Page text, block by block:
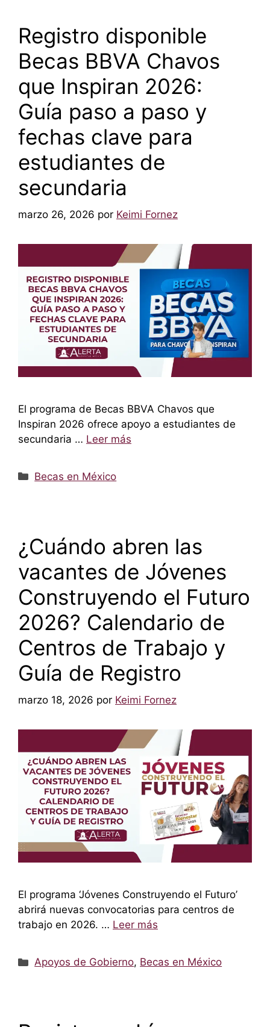
Registro disponible
Becas BBVA Chavos
que Inspiran 2026:
Guía paso a paso y
fechas clave para
estudiantes de
secundaria
marzo 26, 2026 por Keimi Fornez
El programa de Becas BBVA Chavos que
Inspiran 2026 ofrece apoyo a estudiantes de
secundaria … Leer más
Categorías
Becas en México
¿Cuándo abren las
vacantes de Jóvenes
Construyendo el Futuro
2026? Calendario de
Centros de Trabajo y
Guía de Registro
marzo 18, 2026 por Keimi Fornez
El programa ‘Jóvenes Construyendo el Futuro’
abrirá nuevas convocatorias para centros de
trabajo en 2026. … Leer más
Categorías
Apoyos de Gobierno, Becas en México